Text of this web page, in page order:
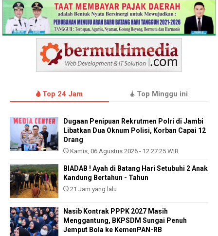
Top 24 Jam Top Minggu ini
Dugaan Penipuan Rekrutmen Polri di Jambi
Libatkan Dua Oknum Polisi, Korban Capai 12
Orang
Kamis, 06 Agustus 2026 - 12:27:25 WIB
BIADAB ! Ayah di Batang Hari Setubuhi 2 Anak
Kandung Bertahun - Tahun
21 Jam yang lalu
Nasib Kontrak PPPK 2027 Masih
Menggantung, BKPSDM Sungai Penuh
Jemput Bola ke KemenPAN-RB